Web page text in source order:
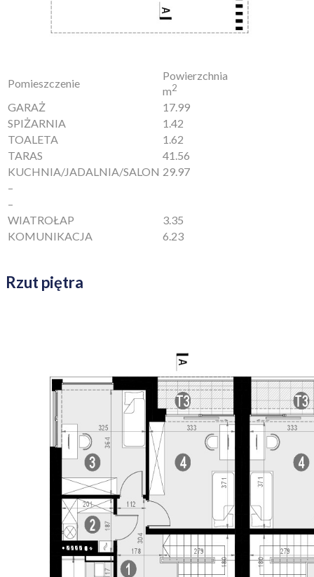
Pomieszczenie
Powierzchnia
m2
GARAŻ
17.99
SPIŻARNIA
1.42
TOALETA
1.62
TARAS
41.56
KUCHNIA/JADALNIA/SALON 29.97
–
–
WIATROŁAP
3.35
KOMUNIKACJA
6.23
Rzut piętra